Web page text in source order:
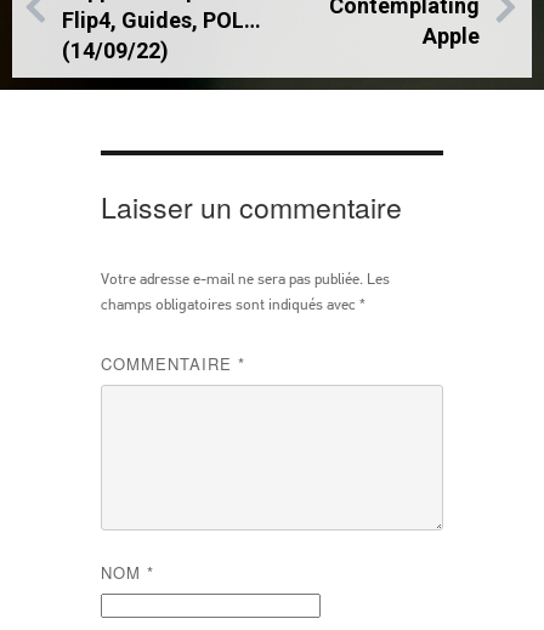
Flip4, Guides, POL…
(14/09/22)
Apple
Laisser un commentaire
Votre adresse e-mail ne sera pas publiée. Les
champs obligatoires sont indiqués avec *
COMMENTAIRE *
NOM *